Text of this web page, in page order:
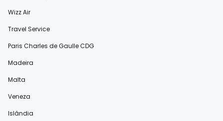
Wizz Air
Travel Service
Paris Charles de Gaulle CDG
Madeira
Malta
Veneza
Islândia